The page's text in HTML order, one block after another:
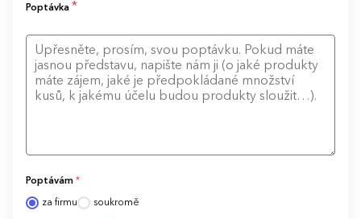
Poptávka *
Poptávám *
za firmu soukromě